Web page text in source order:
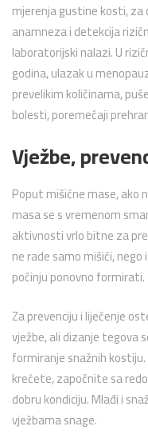
mjerenja gustine kosti,
anamneza i detekcija
laboratorijski nalazi. U
godina, ulazak u
prevelikim količinama,
bolesti, poremećaji
Vježbe,
Poput mišićne mase, ako
masa se s vremenom
aktivnosti vrlo bitne za
ne rade samo mišići,
počinju ponovno formirati.
Za prevenciju i liječenje
vježbe, ali dizanje tegova
formiranje snažnih
krećete, započnite sa
dobru kondiciju. Mlađi i
vježbama snage.